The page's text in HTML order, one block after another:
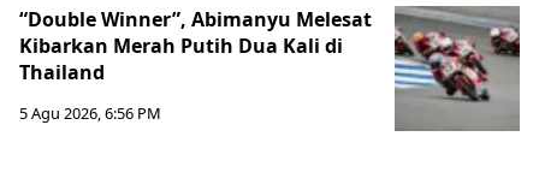
“Double Winner”, Abimanyu Melesat
Kibarkan Merah Putih Dua Kali di
Thailand
5 Agu 2026, 6:56 PM